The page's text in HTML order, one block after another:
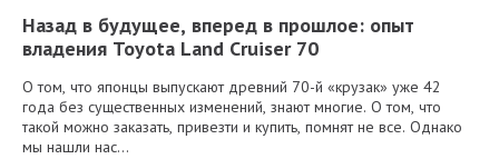
Назад в будущее, вперед в прошлое: опыт
владения Toyota Land Cruiser 70
О том, что японцы выпускают древний 70-й «крузак» уже 42
года без существенных изменений, знают многие. О том, что
такой можно заказать, привезти и купить, помнят не все. Однако
мы нашли нас...